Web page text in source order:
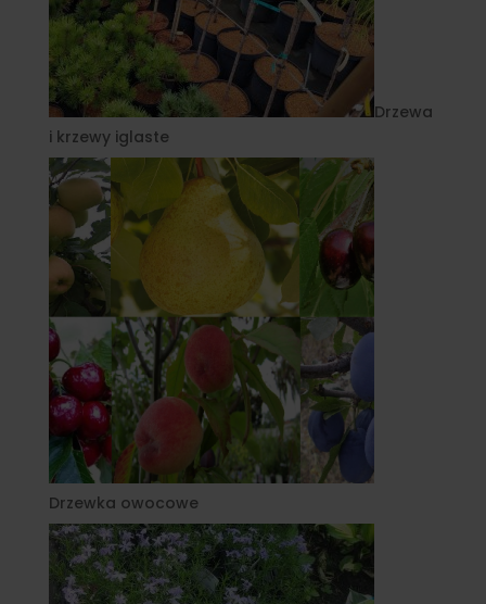
Drzewa
i krzewy iglaste
Drzewka owocowe